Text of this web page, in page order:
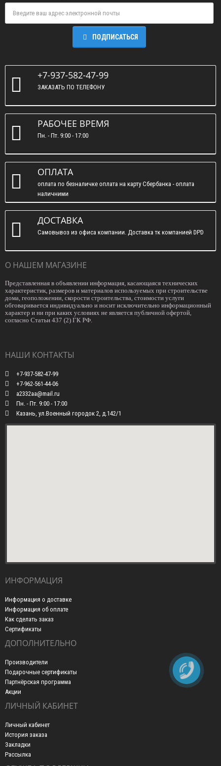
ПОДПИСАТЬСЯ
+7-937-582-47-99
ЗАКАЗАТЬ ПО ТЕЛЕФОНУ
РАБОЧЕЕ ВРЕМЯ
Пн. - Пт. 9:00 - 17:00
ОПЛАТА
оплата по безналичке оплата на карту Сбербанка - оплата
наличними
ДОСТАВКА
Самовывоз из офиса компании. Доставка тк компанией DPD
О НАШЕМ МАГАЗИНЕ
Представленная в объявлении информация, касающаяся технических
характеристик, размеров и материалов используемых при строительстве
дома, геоположении, скорости строительства, стоимости услуги
обговаривается индивидуально и носит исключительно информационный
характер и ни при каких условиях не является публичной офертой,
согласно Статьи 437 (2) ГК РФ.
НАШИ КОНТАКТЫ
+7-937-582-47-99
+7-962-561-44-06
a2332aa@mail.ru
Пн. - Пт. 9:00 - 17:00
Казань, ул.Военный городок 2, д.142/1
ИНФОРМАЦИЯ
Информация о доставке
Информация об оплате
Как сделать заказ
Сертификаты
ДОПОЛНИТЕЛЬНО
Производители
Подарочные сертификаты
Партнёрская программа
Акции
ЛИЧНЫЙ КАБИНЕТ
Личный кабинет
История заказа
Закладки
Рассылка